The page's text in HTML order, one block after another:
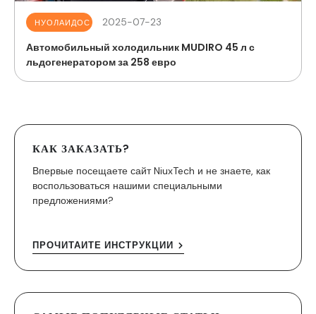
НУОЛАИДОС 2025-07-23
Автомобильный холодильник MUDIRO 45 л с
льдогенератором за 258 евро
КАК ЗАКАЗАТЬ?
Впервые посещаете сайт NiuxTech и не знаете, как
воспользоваться нашими специальными
предложениями?
ПРОЧИТАЙТЕ ИНСТРУКЦИИ